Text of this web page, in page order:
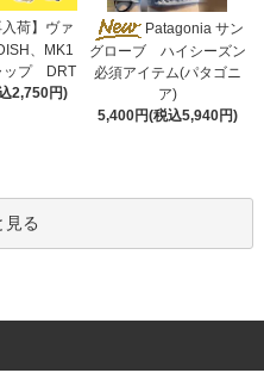
入荷】ヴァ
、MK1
ップ DRT
2,750円)
Patagonia サン
グローブ ハイシーズン
必須アイテム(パタゴニ
ア)
5,400円(税込5,940円)
見る